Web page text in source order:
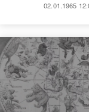
02.01.1965